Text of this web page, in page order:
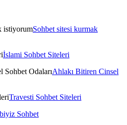
Sohbet sitesi kurmak
İslami Sohbet Siteleri
Ahlakı Bitiren Cinsel
Travesti Sohbet Siteleri
Sohbet